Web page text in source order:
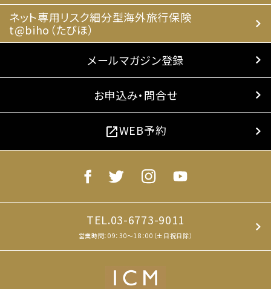
ネット専用リスク細分型海外旅行保険
t@biho（たびほ）
メールマガジン登録
お申込み・問合せ
open_in_newWEB予約
TEL.03-6773-9011
営業時間：09：30～18：00（土日祝日除）